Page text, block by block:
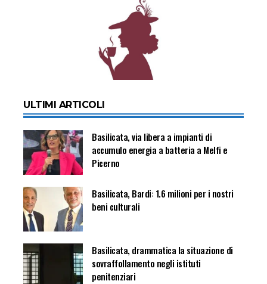
ULTIMI ARTICOLI
Basilicata, via libera a impianti di
accumulo energia a batteria a Melfi e
Picerno
Basilicata, Bardi: 1.6 milioni per i nostri
beni culturali
Basilicata, drammatica la situazione di
sovraffollamento negli istituti
penitenziari